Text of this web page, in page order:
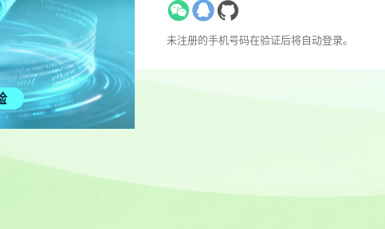
未注册的手机号码在验证后将自动登录。